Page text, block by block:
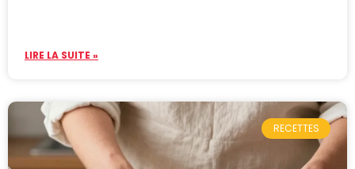
LIRE LA SUITE »
RECETTES